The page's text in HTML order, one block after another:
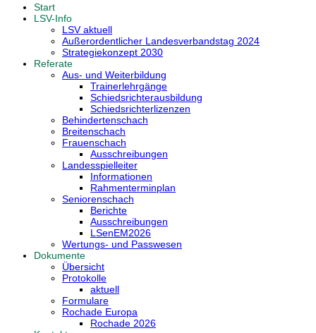
Start
LSV-Info
LSV aktuell
Außerordentlicher Landesverbandstag 2024
Strategiekonzept 2030
Referate
Aus- und Weiterbildung
Trainerlehrgänge
Schiedsrichterausbildung
Schiedsrichterlizenzen
Behindertenschach
Breitenschach
Frauenschach
Ausschreibungen
Landesspielleiter
Informationen
Rahmenterminplan
Seniorenschach
Berichte
Ausschreibungen
LSenEM2026
Wertungs- und Passwesen
Dokumente
Übersicht
Protokolle
aktuell
Formulare
Rochade Europa
Rochade 2026